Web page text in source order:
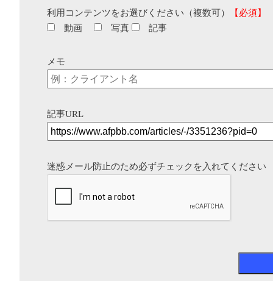
利用コンテンツをお選びください（複数可）
【必須】
動画
写真 記事
メモ
記事URL
迷惑メール防止のため必ずチェックを入れてください